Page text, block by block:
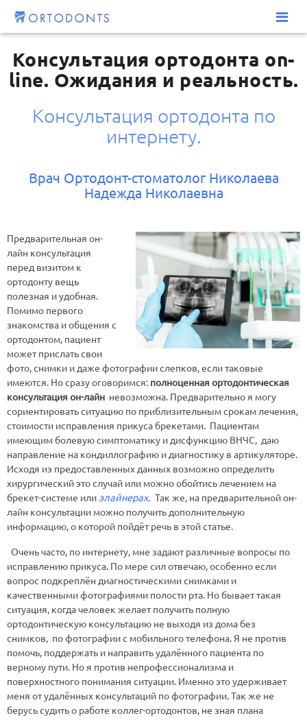
Консультация ортодонта on-
line. Ожидания и реальность.
Консультация ортодонта по
интернету.
Врач Ортодонт-стоматолог Николаева
Надежда Николаевна
Предварительная он-
лайн консультация
перед визитом к
ортодонту вещь
полезная и удобная.
Помимо первого
знакомства и общения с
ортодонтом, пациент
может прислать свои
фото, снимки и даже фотографии слепков, если таковые
имеются. Но сразу оговоримся: полноценная ортодонтическая
консультация он-лайн невозможна. Предварительно я могу
сориентировать ситуацию по приблизительным срокам лечения,
стоимости исправления прикуса брекетами. Пациентам
имеющим болевую симптоматику и дисфункцию ВНЧС, даю
направление на кондиллографию и диагностику в артикуляторе.
Исходя из предоставленных данных возможно определить
хирургический это случай или можно обойтись лечением на
брекет-системе или элайнерах. Так же, на предварительной он-
лайн консультации можно получить дополнительную
информацию, о которой пойдёт речь в этой статье.
Очень часто, по интернету, мне задают различные вопросы по
исправлению прикуса. По мере сил отвечаю, особенно если
вопрос подкреплён диагностическими снимками и
качественными фотографиями полости рта. Но бывает такая
ситуация, когда человек желает получить полную
ортодонтическую консультацию не выходя из дома без
снимков, по фотографии с мобильного телефона. Я не против
помочь, поддержать и направить удалённого пациента по
верному пути. Но я против непрофессионализма и
поверхностного понимания ситуации. Именно это удерживает
меня от удалённых консультаций по фотографии. Так же не
берусь судить о работе коллег-ортодонтов, не зная плана